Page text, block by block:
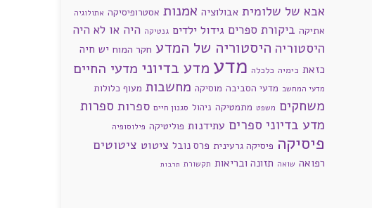
אבא של שלומית אבולוציה אמנות אסטרופיסיקה אתולוגיה
אתיקה ביקורת ספרים גידול ילדים גנטיקה היה או לא היה
היסטוריה היסטוריה של המדע חקר המוח יש חיה
כזאת כימיה כלכלה מדע מדע בדיוני מדעי החיים
מדעי המחשב מדעי הסביבה מוסיקה מחשבות מעוף כלולות
משחקים משפט מתמטיקה ניהול סגנון חיים ספרות ספרות
מדע בדיוני ספרים עתידנות פוליטיקה פילוסופיה
פיסיקה פיסיקה גרעינית פרס נובל ציטוט ציטוטים
רפואה שואה תזונה ובריאות תקשורת תרבות